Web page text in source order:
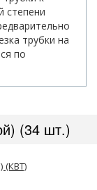
степени
трубки на
по
(34 шт.)
(КВТ)